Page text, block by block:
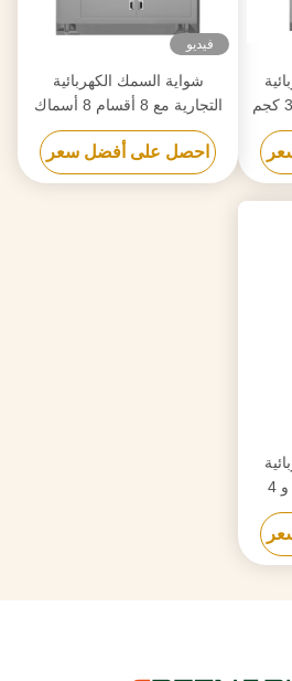
فيديو
شواية السمك الكهربائية
التجارية مع 8 أقسام 8 أسماك
في وقت واحد
احصل على أفضل سعر
التجارية ذات الطبقتين و 4